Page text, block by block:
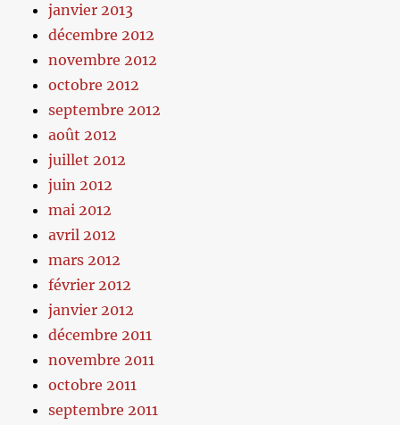
janvier 2013
décembre 2012
novembre 2012
octobre 2012
septembre 2012
août 2012
juillet 2012
juin 2012
mai 2012
avril 2012
mars 2012
février 2012
janvier 2012
décembre 2011
novembre 2011
octobre 2011
septembre 2011